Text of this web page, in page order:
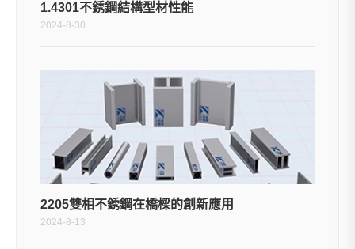
1.4301不銹鋼結構型材性能
2024-8-30
2205雙相不銹鋼在橋樑的創新應用
2024-8-13